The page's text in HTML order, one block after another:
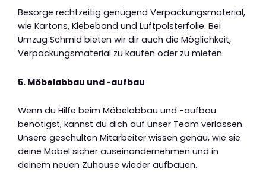
Besorge rechtzeitig genügend Verpackungsmaterial,
wie Kartons, Klebeband und Luftpolsterfolie. Bei
Umzug Schmid bieten wir dir auch die Möglichkeit,
Verpackungsmaterial zu kaufen oder zu mieten.
5. Möbelabbau und -aufbau
Wenn du Hilfe beim Möbelabbau und -aufbau
benötigst, kannst du dich auf unser Team verlassen.
Unsere geschulten Mitarbeiter wissen genau, wie sie
deine Möbel sicher auseinandernehmen und in
deinem neuen Zuhause wieder aufbauen.